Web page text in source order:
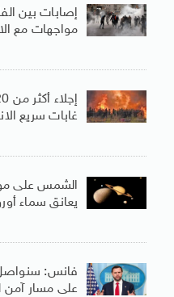
إصابات بين
مواجهات مع
غابات سريع
الشمس على
يعانق سماء
فانس:
على مسار